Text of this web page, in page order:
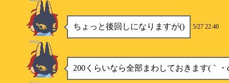
ちょっと後回しになりますが() 5/27 22:40
ゆきの
200くらいなら全部まわしておきます(｀・
ゆきの